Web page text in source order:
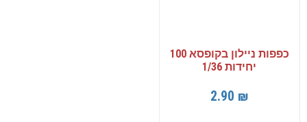
כפפות ניילון בקופסא 100
יחידות 1/36
2.90 ₪